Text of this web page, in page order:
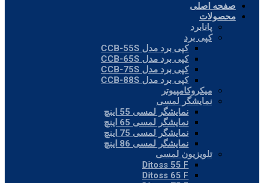
صفحه اصلی
محصولات
پانابرد
کپی برد
کپی برد مدل CCB-55S
کپی برد مدل CCB-65S
کپی برد مدل CCB-75S
کپی برد مدل CCB-88S
میکروکامپیوتر
نمایشگر لمسی
نمایشگر لمسی 55 اینچ
نمایشگر لمسی 65 اینچ
نمایشگر لمسی 75 اینچ
نمایشگر لمسی 86 اینچ
تلویزیون لمسی
Ditoss 55 F
Ditoss 65 F